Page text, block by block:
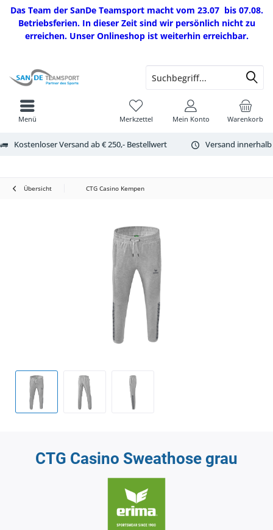
Das Team der SanDe Teamsport macht vom 23.07 bis 07.08.
Betriebsferien. In dieser Zeit sind wir persönlich nicht zu
erreichen. Unser Onlineshop ist weiterhin erreichbar.
Kostenloser Versand ab € 250,- Bestellwert Versand
Warenkorb
Merkzettel Mein Konto
Menü
Übersicht CTG Casino Kempen
CTG Casino Sweathose grau